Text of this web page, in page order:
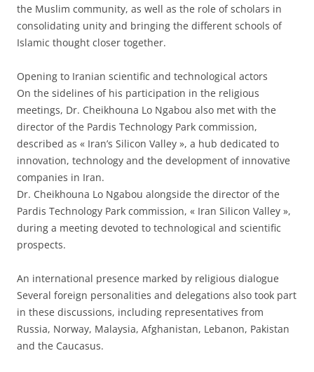
the Muslim community, as well as the role of scholars in
consolidating unity and bringing the different schools of
Islamic thought closer together.
Opening to Iranian scientific and technological actors
On the sidelines of his participation in the religious
meetings, Dr. Cheikhouna Lo Ngabou also met with the
director of the Pardis Technology Park commission,
described as « Iran’s Silicon Valley », a hub dedicated to
innovation, technology and the development of innovative
companies in Iran.
Dr. Cheikhouna Lo Ngabou alongside the director of the
Pardis Technology Park commission, « Iran Silicon Valley »,
during a meeting devoted to technological and scientific
prospects.
An international presence marked by religious dialogue
Several foreign personalities and delegations also took part
in these discussions, including representatives from
Russia, Norway, Malaysia, Afghanistan, Lebanon, Pakistan
and the Caucasus.